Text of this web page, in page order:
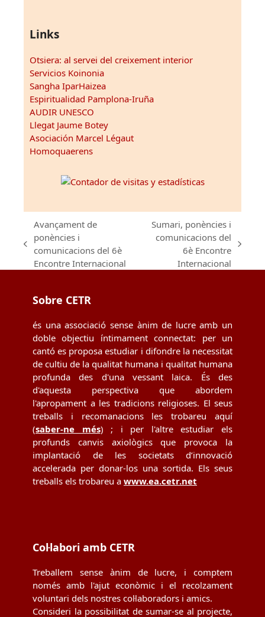
Links
Otsiera: al servei del creixement interior
Servicios Koinonia
Sangha IparHaizea
Espiritualidad Pamplona-Iruña
AUDIR UNESCO
Llegat Jaume Botey
Asociación Marcel Légaut
Homoquaerens
previous
post:
Avançament de
ponències i
comunicacions del 6è
Encontre Internacional
Sumari, ponències i
comunicacions del
6è Encontre
Internacional
Sobre CETR
és una associació sense ànim de lucre amb un
doble objectiu íntimament connectat: per un
cantó es proposa estudiar i difondre la necessitat
de cultiu de la qualitat humana i qualitat humana
profunda des d'una vessant laica. És des
d'aquesta perspectiva que abordem
l'apropament a les tradicions religioses. El seus
treballs i recomanacions les trobareu aquí
(saber-ne més) ; i per l'altre estudiar els
profunds canvis axiològics que provoca la
implantació de les societats d’innovació
accelerada per donar-los una sortida. Els seus
treballs els trobareu a www.ea.cetr.net
Col·labori amb CETR
Treballem sense ànim de lucre, i comptem
només amb l'ajut econòmic i el recolzament
voluntari dels nostres col·laboradors i amics.
Consideri la possibilitat de sumar-se al projecte,